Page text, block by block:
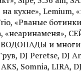
на кухне», Lemium,
«Рваные
«неаринаменя»,
ВОДОПАДЫ и
DJ Peretse, DJ
Somnia, LIRA,